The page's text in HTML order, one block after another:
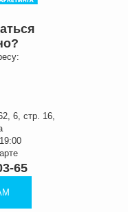
6, стр. 16,
65